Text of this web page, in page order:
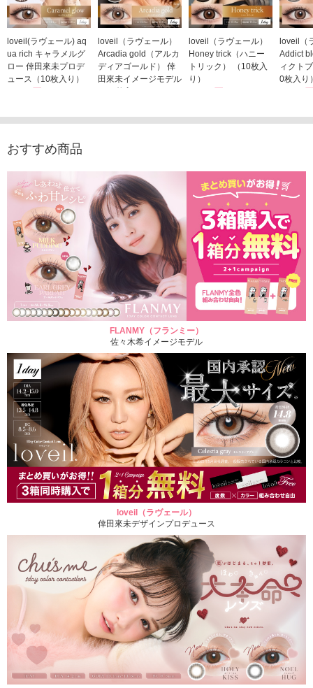
loveil(ラヴェール) aq
ua rich キャラメルグ
ロー 倖田來未プロデ
ュース（10枚入り）
loveil（ラヴェール）
Arcadia gold（アルカ
ディアゴールド） 倖
田來未イメージモデル
loveil（ラヴェール）
Honey trick（ハニー
トリック） （10枚入
り）
loveil（
Addict
ィクト
0枚入り
おすすめ商品
FLANMY（フランミー）
佐々木希イメージモデル
loveil（ラヴェール）
倖田來未デザインプロデュース